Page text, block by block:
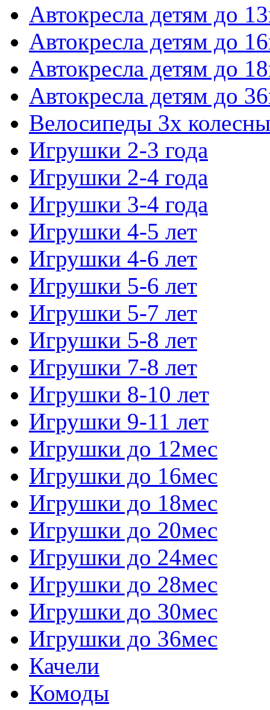
Автокресла детям до
Автокресла детям до
Автокресла детям до
Автокресла детям до
Велосипеды 3х
Игрушки 2-3 года
Игрушки 2-4 года
Игрушки 3-4 года
Игрушки 4-5 лет
Игрушки 4-6 лет
Игрушки 5-6 лет
Игрушки 5-7 лет
Игрушки 5-8 лет
Игрушки 7-8 лет
Игрушки 8-10 лет
Игрушки 9-11 лет
Игрушки до 12мес
Игрушки до 16мес
Игрушки до 18мес
Игрушки до 20мес
Игрушки до 24мес
Игрушки до 28мес
Игрушки до 30мес
Игрушки до 36мес
Качели
Комоды